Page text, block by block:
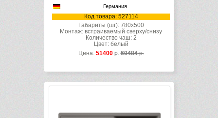
Германия
Код товара: 527114
Габариты (шг): 780x500
Монтаж: встраиваемый сверху/снизу
Количество чаш: 2
Цвет: белый
Цена: 51400р.60484р.